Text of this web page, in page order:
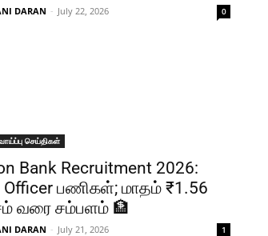
DARAN - July 22, 2026 0
செய்திகள்
Bank Recruitment 2026:
Officer பணிகள்; மாதம் ₹1.56
வரை சம்பளம் 🏦
DARAN - July 21, 2026 1